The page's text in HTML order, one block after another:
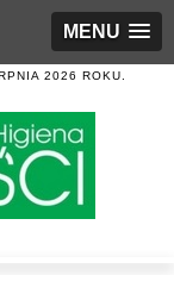
MENU
2026 ROKU.